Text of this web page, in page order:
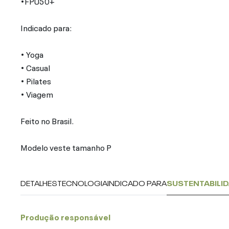
Indicado para:
• Yoga
• Casual
• Pilates
• Viagem
Feito no Brasil.
Modelo veste tamanho P
DETALHESTECNOLOGIAINDICADO PARA
Produção responsável